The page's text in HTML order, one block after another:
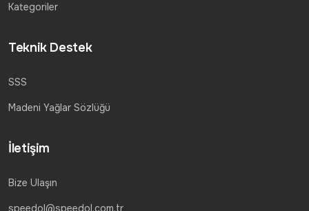
Kategoriler
Teknik Destek
SSS
Madeni Yağlar Sözlüğü
İletişim
Bize Ulaşın
speedol@speedol.com.tr